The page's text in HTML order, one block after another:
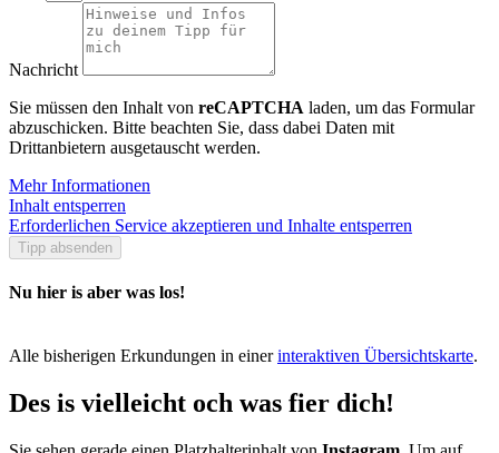
Nachricht
Sie müssen den Inhalt von reCAPTCHA laden, um das Formular
abzuschicken. Bitte beachten Sie, dass dabei Daten mit
Drittanbietern ausgetauscht werden.
Mehr Informationen
Inhalt entsperren
Erforderlichen Service akzeptieren und Inhalte entsperren
Tipp absenden
Nu hier is aber was los!
Alle bisherigen Erkundungen in einerinteraktiven Übersichtskarte.
Des is vielleicht och was fier dich!